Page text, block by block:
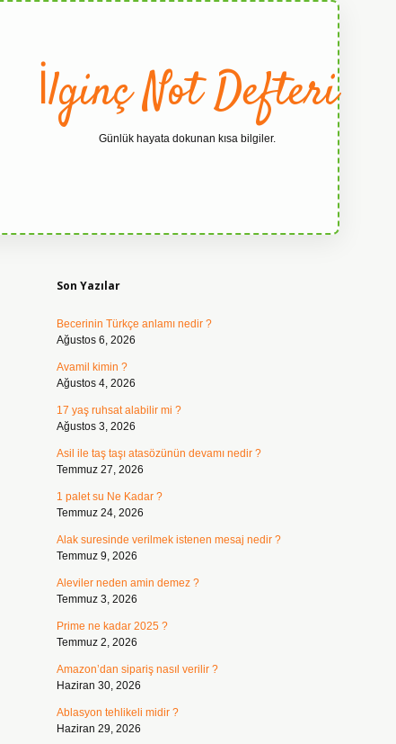
İlginç Not Defteri
Günlük hayata dokunan kısa bilgiler.
Son Yazılar
Becerinin Türkçe anlamı nedir ?
Ağustos 6, 2026
Avamil kimin ?
Ağustos 4, 2026
17 yaş ruhsat alabilir mi ?
Ağustos 3, 2026
Asil ile taş taşı atasözünün devamı nedir ?
Temmuz 27, 2026
1 palet su Ne Kadar ?
Temmuz 24, 2026
Alak suresinde verilmek istenen mesaj nedir ?
Temmuz 9, 2026
Aleviler neden amin demez ?
Temmuz 3, 2026
Prime ne kadar 2025 ?
Temmuz 2, 2026
Amazon’dan sipariş nasıl verilir ?
Haziran 30, 2026
Ablasyon tehlikeli midir ?
Haziran 29, 2026